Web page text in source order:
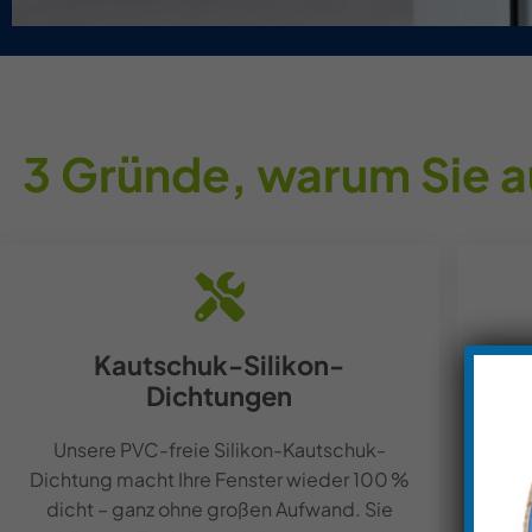
3 Gründe, warum Sie
Kautschuk-Silikon-
Dichtungen
Unsere PVC-freie Silikon-Kautschuk-
Dichtung macht Ihre Fenster wieder 100 %
dicht – ganz ohne großen Aufwand. Sie
im